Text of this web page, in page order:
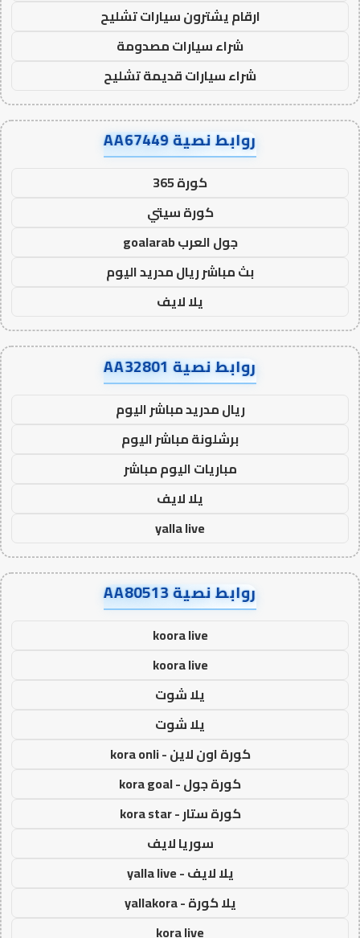
ارقام يشترون سيارات تشليح
شراء سيارات مصدومة
شراء سيارات قديمة تشليح
روابط نصية AA67449
كورة 365
كورة سيتي
جول العرب goalarab
بث مباشر ريال مدريد اليوم
يلا لايف
روابط نصية AA32801
ريال مدريد مباشر اليوم
برشلونة مباشر اليوم
مباريات اليوم مباشر
يلا لايف
yalla live
روابط نصية AA80513
koora live
koora live
يلا شوت
يلا شوت
كورة اون لاين - kora onli
كورة جول - kora goal
كورة ستار - kora star
سوريا لايف
يلا لايف - yalla live
يلا كورة - yallakora
kora live